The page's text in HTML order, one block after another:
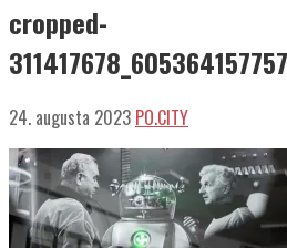
cropped-
24. augusta 2023 PO.CITY